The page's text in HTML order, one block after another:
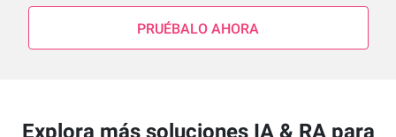
PRUÉBALO AHORA
Explora más soluciones IA & RA para